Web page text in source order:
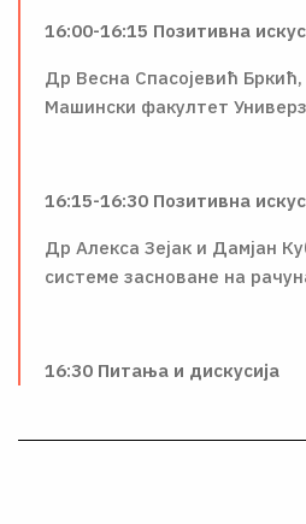
16:00-16:15 Позитивна
Др Весна Спасојевић
Машински факултет
16:15-16:30 Позитивна
Др Алекса Зејак и Дамјан
системе засноване на
16:30 Питања и дискусија